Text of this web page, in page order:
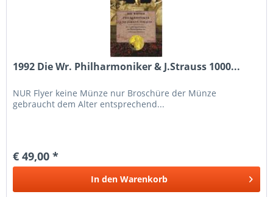
1992 Die Wr. Philharmoniker & J.Strauss 1000...
NUR Flyer keine Münze nur Broschüre der Münze
gebraucht dem Alter entsprechend...
€ 49,00 *
In den Warenkorb